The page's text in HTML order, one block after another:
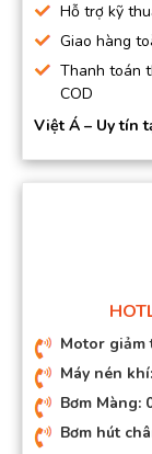
Hỗ trợ kỹ
Giao hàng
Thanh toán
COD
Việt Á – Uy tín
Motor giảm
Máy nén
Bơm Màng:
Bơm hút